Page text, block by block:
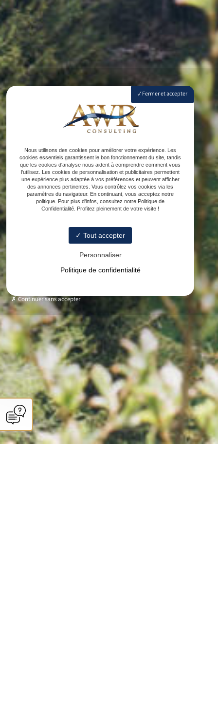
Fermer et accepter
Nous utilisons des cookies pour améliorer votre expérience. Les
cookies essentiels garantissent le bon fonctionnement du site, tandis
que les cookies d'analyse nous aident à comprendre comment vous
l'utilisez. Les cookies de personnalisation et publicitaires permettent
une expérience plus adaptée à vos préférences et peuvent afficher
des annonces pertinentes. Vous contrôlez vos cookies via les
paramètres du navigateur. En continuant, vous acceptez notre
politique. Pour plus d'infos, consultez notre Politique de
Confidentialité. Profitez pleinement de votre visite !
Tout accepter
Personnaliser
Politique de confidentialité
Continuer sans accepter